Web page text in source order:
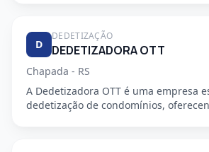
D
DEDETIZAÇÃO
DEDETIZADORA OTT
Chapada - RS
A Dedetizadora OTT é uma empresa
dedetização de condomínios,